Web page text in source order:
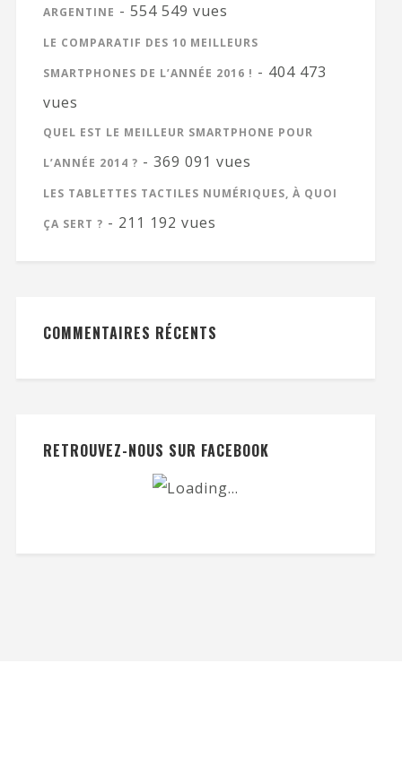
ARGENTINE - 554 549 vues
LE COMPARATIF DES 10 MEILLEURS
SMARTPHONES DE L’ANNÉE 2016 ! - 404 473
vues
QUEL EST LE MEILLEUR SMARTPHONE POUR
L’ANNÉE 2014 ? - 369 091 vues
LES TABLETTES TACTILES NUMÉRIQUES, À QUOI
ÇA SERT ? - 211 192 vues
COMMENTAIRES RÉCENTS
RETROUVEZ-NOUS SUR FACEBOOK